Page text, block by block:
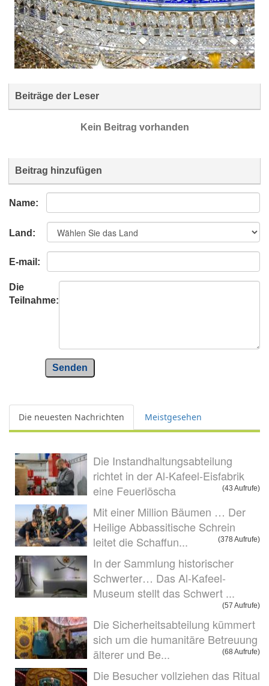
Beiträge der Leser
Kein Beitrag vorhanden
Beitrag hinzufügen
Name:
Land:
E-mail:
Die
Teilnahme:
Senden
Die neuesten Nachrichten Meistgesehen
Die Instandhaltungsabteilung
richtet in der Al-Kafeel-Eisfabrik
eine Feuerlöscha
(43 Aufrufe)
Mit einer Million Bäumen … Der
Heilige Abbassitische Schrein
leitet die Schaffun...
(378 Aufrufe)
In der Sammlung historischer
Schwerter… Das Al-Kafeel-
Museum stellt das Schwert ...
(57 Aufrufe)
Die Sicherheitsabteilung kümmert
sich um die humanitäre Betreuung
älterer und Be...
(68 Aufrufe)
Die Besucher vollziehen das Ritual